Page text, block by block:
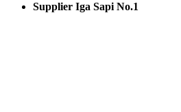
Supplier Iga Sapi No.1